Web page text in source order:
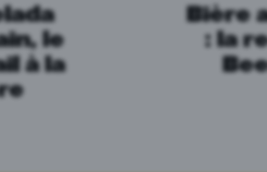
le
à la
Bière
: la